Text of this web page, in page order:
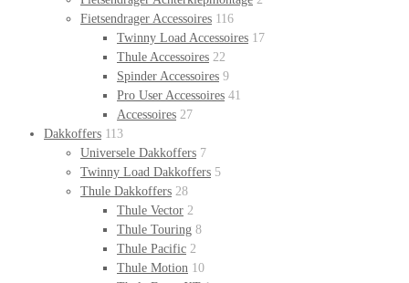
Fietsendrager Accessoires 116
Twinny Load Accessoires 17
Thule Accessoires 22
Spinder Accessoires 9
Pro User Accessoires 41
Accessoires 27
Dakkoffers 113
Universele Dakkoffers 7
Twinny Load Dakkoffers 5
Thule Dakkoffers 28
Thule Vector 2
Thule Touring 8
Thule Pacific 2
Thule Motion 10